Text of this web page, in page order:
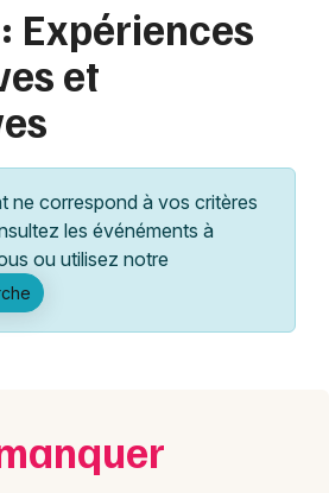
Expériences
et
ne correspond à vos critères
les événéments à
ou utilisez notre
Changer de lieu
Ce week-end